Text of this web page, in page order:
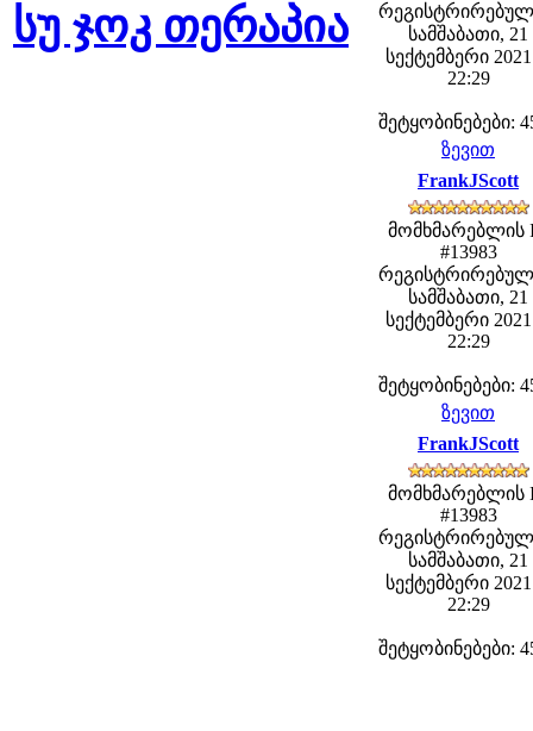
სუ ჯოკ თერაპია
სამშაბათი, 21
სექტემბერი
22:29
შეტყობინებები:
ზევით
FrankJScott
მომხმარებლის
#13983
სამშაბათი, 21
სექტემბერი
22:29
შეტყობინებები:
ზევით
FrankJScott
მომხმარებლის
#13983
სამშაბათი, 21
სექტემბერი
22:29
შეტყობინებები: